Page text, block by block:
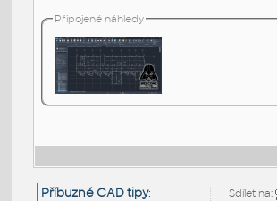
Připojené náhledy
Sdílet na:
Příbuzné CAD tipy: